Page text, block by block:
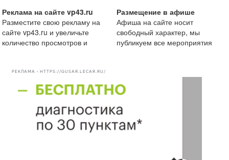
Реклама на сайте vp43.ru
Разместите свою рекламу на
сайте vp43.ru и увеличьте
количество просмотров и
Размещение в афише
Афиша на сайте носит
свободный характер, мы
публикуем все мероприятия
РЕКЛАМА • HTTPS://GUSAR.LECAR.RU/